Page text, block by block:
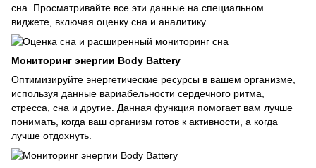
сна. Просматривайте все эти данные на специальном
виджете, включая оценку сна и аналитику.
Мониторинг энергии Body Battery
Оптимизируйте энергетические ресурсы в вашем организме,
используя данные вариабельности сердечного ритма,
стресса, сна и другие. Данная функция помогает вам лучше
понимать, когда ваш организм готов к активности, а когда
лучше отдохнуть.